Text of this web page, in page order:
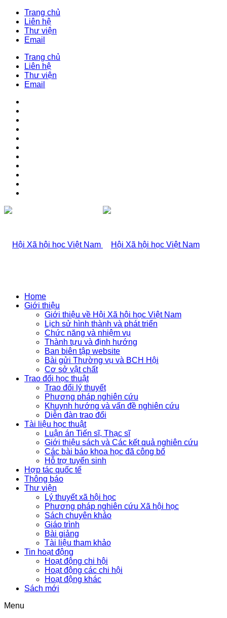
Trang chủ
Liên hệ
Thư viện
Email
Trang chủ
Liên hệ
Thư viện
Email
Home
Giới thiệu
Giới thiệu về Hội Xã hội học Việt Nam
Lịch sử hình thành và phát triển
Chức năng và nhiệm vụ
Thành tựu và định hướng
Ban biên tập website
Bài gửi Thường vụ và BCH Hội
Cơ sở vật chất
Trao đổi học thuật
Trao đổi lý thuyết
Phương pháp nghiên cứu
Khuynh hướng và vấn đề nghiên cứu
Diễn đàn trao đổi
Tài liệu học thuật
Luận án Tiến sĩ, Thạc sĩ
Giới thiệu sách và Các kết quả nghiên cứu
Các bài báo khoa học đã công bố
Hỗ trợ tuyển sinh
Hợp tác quốc tế
Thông báo
Thư viện
Lý thuyết xã hội học
Phương pháp nghiên cứu Xã hội học
Sách chuyên khảo
Giáo trình
Bài giảng
Tài liệu tham khảo
Tin hoạt động
Hoạt động chi hội
Hoạt động các chi hội
Hoạt động khác
Sách mới
Menu